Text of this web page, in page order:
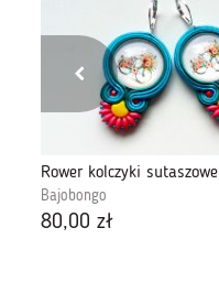
Rower kolczyki sutaszowe
Bajobongo
80,00 zł